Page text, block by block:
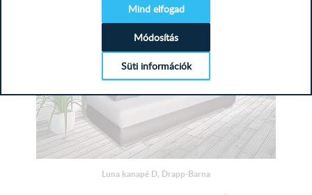
Luna kanapé D, Drapp-Barna
Mind elfogad
Módosítás
Süti információk